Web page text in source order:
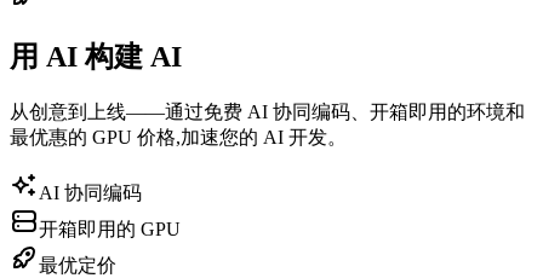
用 AI 构建 AI
从创意到上线——通过免费 AI 协同编码、开箱即用的环境和
最优惠的 GPU 价格,加速您的 AI 开发。
AI 协同编码
开箱即用的 GPU
最优定价